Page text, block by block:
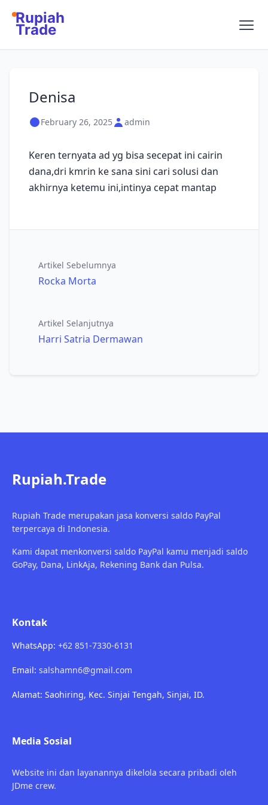
Rupiah
Trade
Denisa
February 26, 2025 admin
Keren ternyata ad yg bisa secepat ini cairin
dana,dri kmrin ke sana sini cari solusi dan
akhirnya ketemu ini,intinya cepat mantap
Artikel Sebelumnya
Rocka Morta
Artikel Selanjutnya
Harri Satria Dermawan
Rupiah.Trade
Rupiah Trade merupakan jasa konversi saldo PayPal
terpercaya di Indonesia.
Kami dapat menkonversi saldo PayPal kamu menjadi saldo
GoPay, Dana, LinkAja, Rekening Bank dan Pulsa.
Kontak
WhatsApp: +62 851-7330-6131
Email: salshamn6@gmail.com
Alamat: Saohiring, Kec. Sinjai Tengah, Sinjai, ID.
Media Sosial
Website ini dan layanannya dikelola secara pribadi oleh
JDme crew.